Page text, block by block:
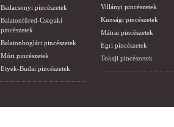
Badacsonyi pincészetek
Balatonfüred-Csopaki
pincészetek
Balatonboglári pincészetek
Móri pincészetek
Etyek-Budai pincészetek
Villányi pincészetek
Kunsági pincészetek
Mátrai pincészetek
Egri pincészetek
Tokaji pincészetek